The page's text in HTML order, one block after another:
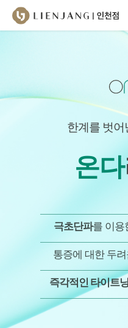
한계를 벗어
온다
극초단파를 이용
통증에 대한 두
즉각적인 타이트